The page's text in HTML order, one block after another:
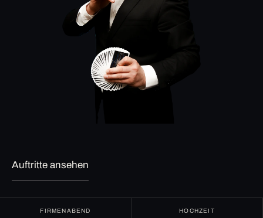
Auftritte ansehen
FIRMENABEND HOCHZEIT